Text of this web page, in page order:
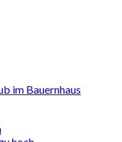
im Bauernhaus